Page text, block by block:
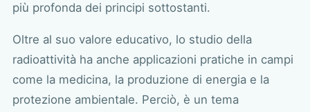
più profonda dei principi sottostanti.
Oltre al suo valore educativo, lo studio della
radioattività ha anche applicazioni pratiche in campi
come la medicina, la produzione di energia e la
protezione ambientale. Perciò, è un tema